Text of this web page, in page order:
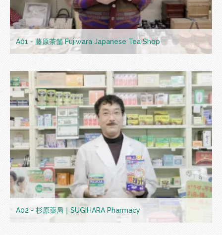
A01 - 藤原茶舗 Fujiwara Japanese Tea Shop
A02 - 杉原薬局｜SUGIHARA Pharmacy